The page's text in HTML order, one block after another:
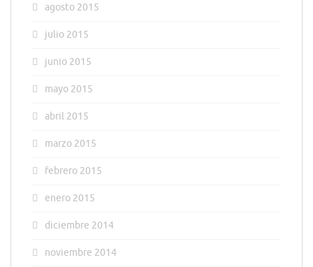
agosto 2015
julio 2015
junio 2015
mayo 2015
abril 2015
marzo 2015
febrero 2015
enero 2015
diciembre 2014
noviembre 2014